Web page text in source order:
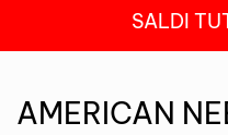
SALDI
AMERICAN